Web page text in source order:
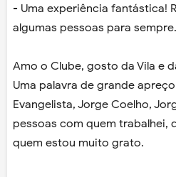
- Uma experiência fantástica!
algumas pessoas para sempre.
Amo o Clube, gosto da Vila e
Uma palavra de grande
Evangelista, Jorge Coelho,
pessoas com quem trabalhei,
quem estou muito grato.